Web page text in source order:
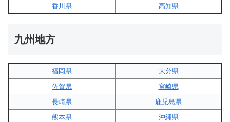
香川県
高知県
九州地方
福岡県
大分県
佐賀県
宮崎県
長崎県
鹿児島県
熊本県
沖縄県